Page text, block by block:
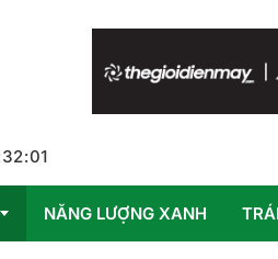
32:02
NĂNG LƯỢNG XANH